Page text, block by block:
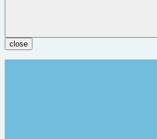
close